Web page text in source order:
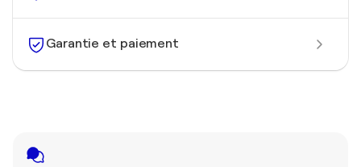
Garantie et paiement